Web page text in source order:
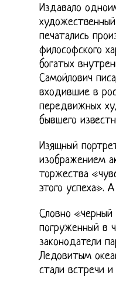
Издавало
печатались
философского
богатых
Самойлович
входившие в
передвижных
бывшего
Изящный
изображением
торжества
этого успеха».
Словно «черный
погруженный в
законодатели
Ледовитым
стали встречи